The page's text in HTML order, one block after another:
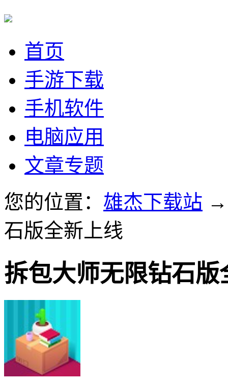
首页
手游下载
手机软件
电脑应用
文章专题
您的位置： 雄杰下载站
石版全新上线
拆包大师无限钻石版